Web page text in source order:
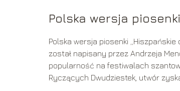
Polska wersja
Polska wersja piosenki
został napisany przez Andrzeja
popularność na festiwalach
Ryczących Dwudziestek, utwór